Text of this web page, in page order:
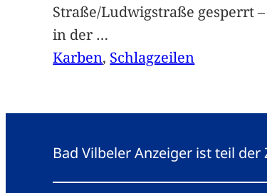
Straße/Ludwigstraße gesperrt –
in der …
Karben, Schlagzeilen
Bad Vilbeler Anzeiger ist teil